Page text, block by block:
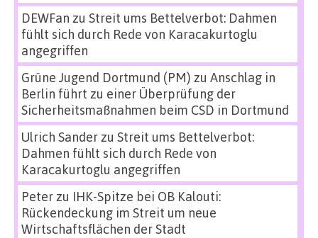
DEWFan zu Streit ums Bettelverbot: Dahmen
fühlt sich durch Rede von Karacakurtoglu
angegriffen
Grüne Jugend Dortmund (PM) zu Anschlag in
Berlin führt zu einer Überprüfung der
Sicherheitsmaßnahmen beim CSD in Dortmund
Ulrich Sanderzu Streit ums Bettelverbot:
Dahmen fühlt sich durch Rede von
Karacakurtoglu angegriffen
Peterzu IHK-Spitze bei OB Kalouti:
Rückendeckung im Streit um neue
Wirtschaftsflächen der Stadt